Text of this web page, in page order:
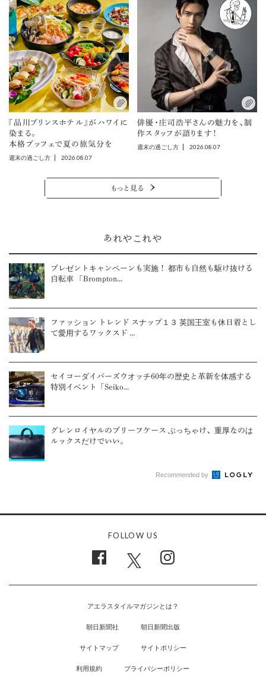
『品川プリンスホテル』がハワイに
染まる。
本格ブッフェで夏の旅気分を
週末の過ごし方 2026.08.07
俳優・庄司浩平さんの魅力を、制
作スタッフが語ります！
週末の過ごし方 2026.08.07
もっと見る
あれやこれや
プレゼントキャンペーンも実施！ 都市も自然も駆け抜ける
自転車 「Brompton...
ファッション トレンド スナップ１３ 英国王室も休日着とし
て愛用するワックスド ...
セイコーダイバーズウオッチ60年の歴史と革新を体感する
特別イベント「Seiko...
グレンロイヤルのブリーフケース ぶっちゃけ、重厚なのは
ルックスだけでいい。
Recommended by
FOLLOW US
アエラスタイルマガジンとは？
朝日新聞社 朝日新聞出版
サイトマップ サイトポリシー
利用規約 プライバシーポリシー